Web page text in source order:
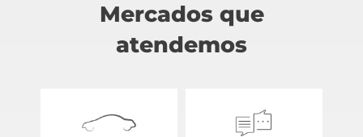
Mercados que
atendemos